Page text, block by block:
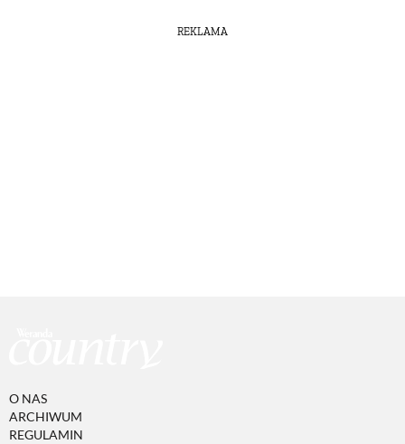
REKLAMA
O NAS
ARCHIWUM
REGULAMIN